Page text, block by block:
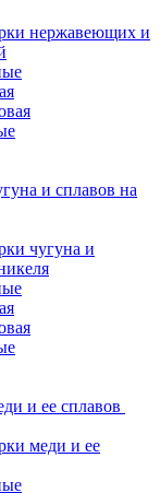
нержавеющих и
и сплавов на
чугуна и
и ее сплавов
меди и ее